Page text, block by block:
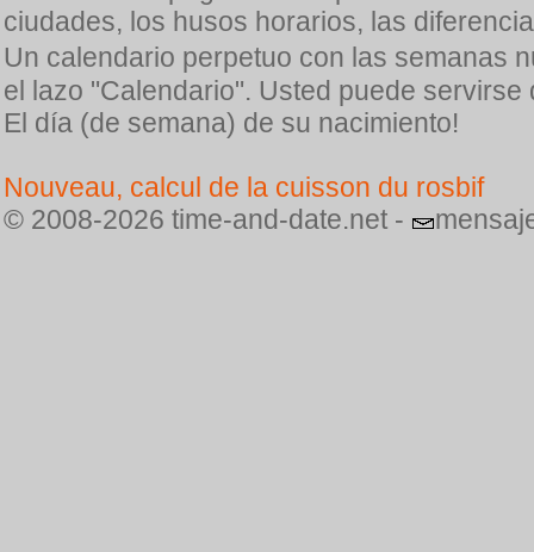
ciudades, los husos horarios, las
Un calendario perpetuo con las semanas
el lazo "Calendario". Usted puede
El día (de semana) de su nacimiento!
Nouveau, calcul de la cuisson du rosbif
© 2008-2026 time-and-date.net -